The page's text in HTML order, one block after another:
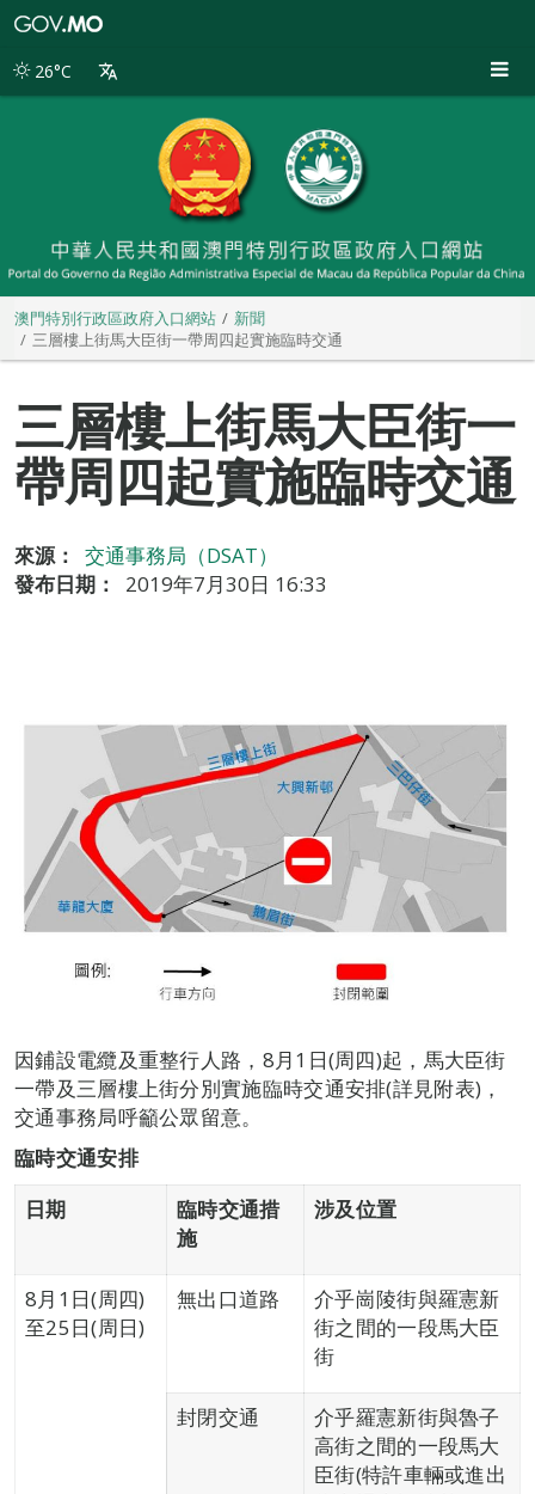
別
26°C
澳門特別行政區政府入口網站
新聞
三層樓上街馬大臣街一帶周四起實施臨時交通
三層樓上街馬大臣街一
帶周四起實施臨時交通
來源：
交通事務局（DSAT）
發布日期：
2019年7月30日 16:33
因鋪設電纜及重整行人路，8月1日(周四)起，馬大臣街
一帶及三層樓上街分別實施臨時交通安排(詳見附表)，
交通事務局呼籲公眾留意。
臨時交通安排
日期
臨時交通措
施
涉及位置
8月1日(周四)
至25日(周日)
無出口道路
介乎崗陵街與羅憲新
街之間的一段馬大臣
街
封閉交通
介乎羅憲新街與魯子
高街之間的一段馬大
臣街(特許車輛或進出